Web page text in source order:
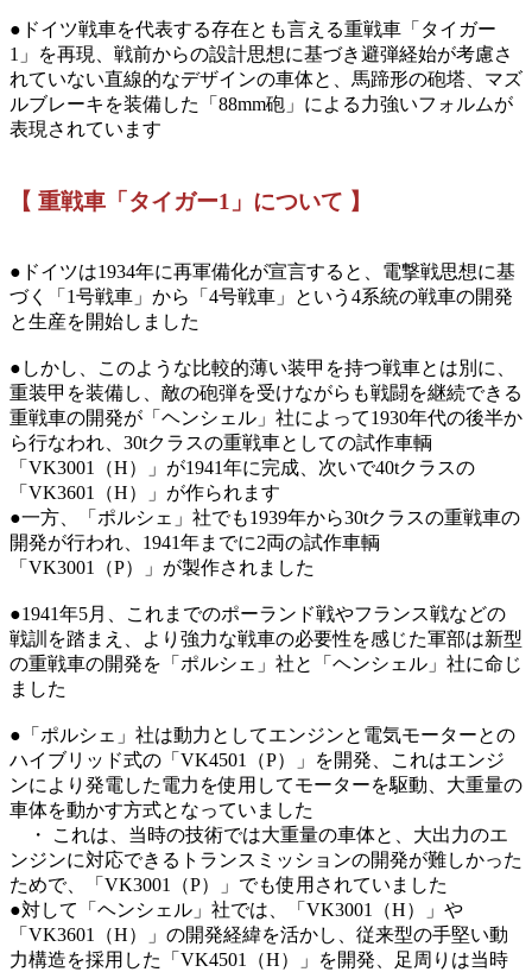
●ドイツ戦車を代表する存在とも言える重戦車「タイガー
1」を再現、戦前からの設計思想に基づき避弾経始が考慮さ
れていない直線的なデザインの車体と、馬蹄形の砲塔、マズ
ルブレーキを装備した「88mm砲」による力強いフォルムが
表現されています
【 重戦車「タイガー1」について 】
●ドイツは1934年に再軍備化が宣言すると、電撃戦思想に基
づく「1号戦車」から「4号戦車」という4系統の戦車の開発
と生産を開始しました
●しかし、このような比較的薄い装甲を持つ戦車とは別に、
重装甲を装備し、敵の砲弾を受けながらも戦闘を継続できる
重戦車の開発が「ヘンシェル」社によって1930年代の後半か
ら行なわれ、30tクラスの重戦車としての試作車輌
「VK3001（H）」が1941年に完成、次いで40tクラスの
「VK3601（H）」が作られます
●一方、「ポルシェ」社でも1939年から30tクラスの重戦車の
開発が行われ、1941年までに2両の試作車輌
「VK3001（P）」が製作されました
●1941年5月、これまでのポーランド戦やフランス戦などの
戦訓を踏まえ、より強力な戦車の必要性を感じた軍部は新型
の重戦車の開発を「ポルシェ」社と「ヘンシェル」社に命じ
ました
●「ポルシェ」社は動力としてエンジンと電気モーターとの
ハイブリッド式の「VK4501（P）」を開発、これはエンジ
ンにより発電した電力を使用してモーターを駆動、大重量の
車体を動かす方式となっていました
・ これは、当時の技術では大重量の車体と、大出力のエ
ンジンに対応できるトランスミッションの開発が難しかった
ためで、「VK3001（P）」でも使用されていました
●対して「ヘンシェル」社では、「VK3001（H）」や
「VK3601（H）」の開発経緯を活かし、従来型の手堅い動
力構造を採用した「VK4501（H）」を開発、足周りは当時